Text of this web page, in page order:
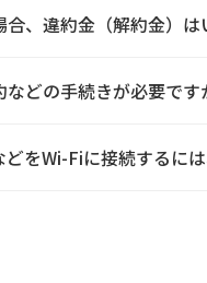
合、違約金（解約金）
などの手続きが必要です
をWi-Fiに接続するに